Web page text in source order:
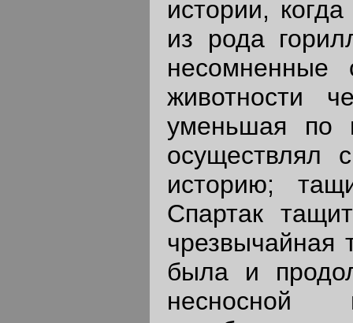
истории,
из рода
несомненные
животности
уменьшая по
осуществлял
историю;
Спартак
чрезвычайная
была и
несносной